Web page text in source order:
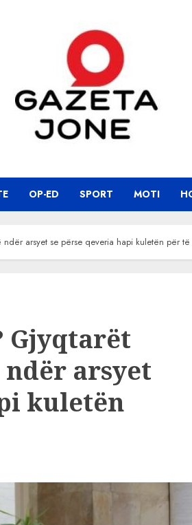
OP-ED SPORT MOTI
arsyet se përse qeveria hapi kuletën për
Gjyqtarët
arsyet
kuletën